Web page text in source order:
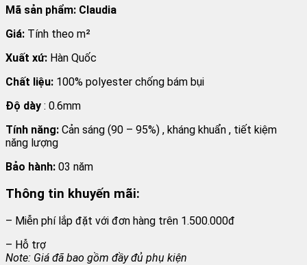
Mã sản phẩm: Claudia
Giá: Tính theo m²
Xuất xứ: Hàn Quốc
Chất liệu: 100% polyester chống bám bụi
Độ dày : 0.6mm
Tính năng: Cản sáng (90 – 95%) , kháng khuẩn , tiết kiệm
năng lượng
Bảo hành: 03 năm
Thông tin khuyến mãi:
– Miễn phí lắp đặt với đơn hàng trên 1.500.000đ
– Hỗ trợ
Note: Giá đã bao gồm đầy đủ phụ kiện